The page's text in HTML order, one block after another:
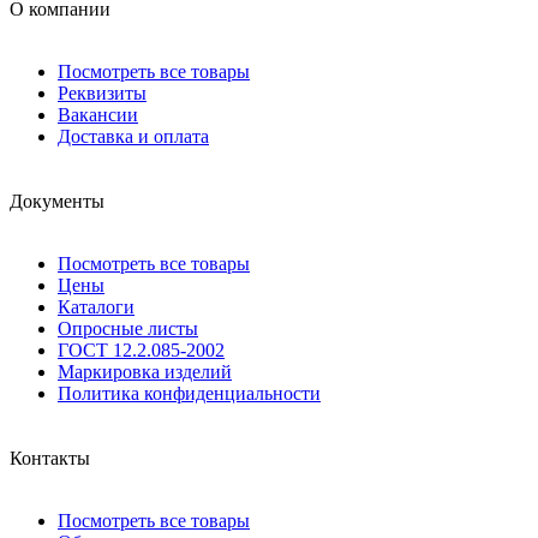
О компании
Посмотреть все товары
Реквизиты
Вакансии
Доставка и оплата
Документы
Посмотреть все товары
Цены
Каталоги
Опросные листы
ГОСТ 12.2.085-2002
Маркировка изделий
Политика конфиденциальности
Контакты
Посмотреть все товары